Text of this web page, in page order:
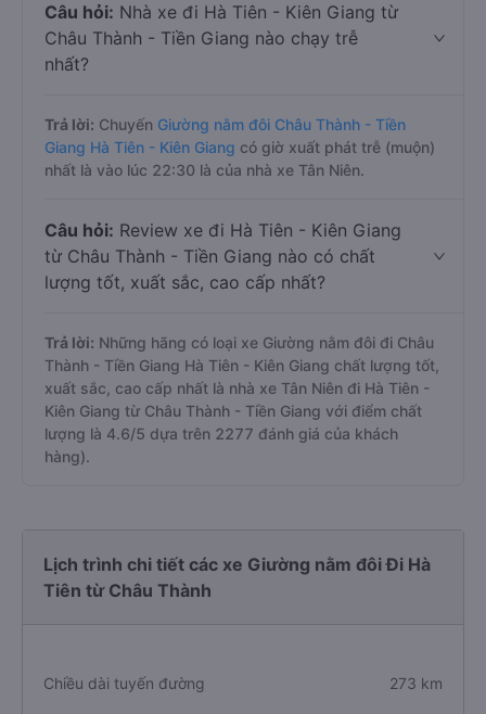
Câu hỏi: Nhà xe đi Hà Tiên - Kiên Giang từ
Châu Thành - Tiền Giang nào chạy trễ
nhất?
Trả lời: Chuyến Giường nằm đôi Châu Thành - Tiền
Giang Hà Tiên - Kiên Giang có giờ xuất phát trễ (muộn)
nhất là vào lúc 22:30 là của nhà xe Tân Niên.
Câu hỏi: Review xe đi Hà Tiên - Kiên Giang
từ Châu Thành - Tiền Giang nào có chất
lượng tốt, xuất sắc, cao cấp nhất?
Trả lời: Những hãng có loại xe Giường nằm đôi đi Châu
Thành - Tiền Giang Hà Tiên - Kiên Giang chất lượng tốt,
xuất sắc, cao cấp nhất là nhà xe Tân Niên đi Hà Tiên -
Kiên Giang từ Châu Thành - Tiền Giang với điểm chất
lượng là 4.6/5 dựa trên 2277 đánh giá của khách
hàng).
Lịch trình chi tiết các xe Giường nằm đôi Đi Hà
Tiên từ Châu Thành
Chiều dài tuyến đường 273 km